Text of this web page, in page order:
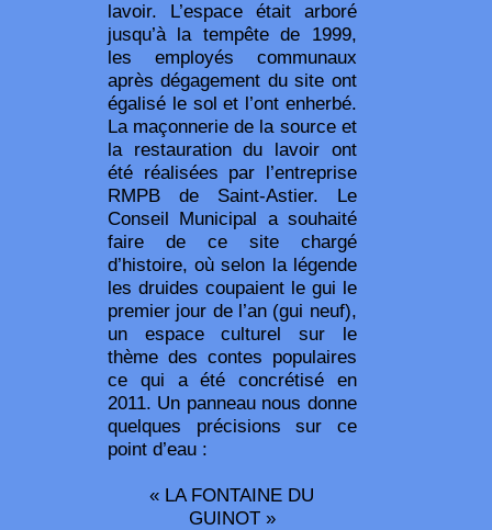
lavoir. L’espace était arboré
jusqu’à la tempête de 1999,
les employés communaux
après dégagement du site ont
égalisé le sol et l’ont enherbé.
La maçonnerie de la source et
la restauration du lavoir ont
été réalisées par l’entreprise
RMPB de Saint-Astier. Le
Conseil Municipal a souhaité
faire de ce site chargé
d’histoire, où selon la légende
les druides coupaient le gui le
premier jour de l’an (gui neuf),
un espace culturel sur le
thème des contes populaires
ce qui a été concrétisé en
2011. Un panneau nous donne
quelques précisions sur ce
point d’eau :
« LA FONTAINE DU
GUINOT »